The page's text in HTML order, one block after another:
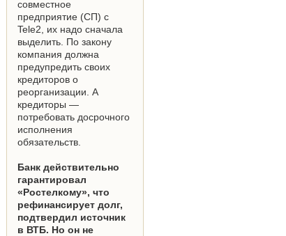
совместное
предприятие (СП) с
Tele2, их надо сначала
выделить. По закону
компания должна
предупредить своих
кредиторов о
реорганизации. А
кредиторы —
потребовать досрочного
исполнения
обязательств.
Банк действительно
гарантировал
«Ростелкому», что
рефинансирует долг,
подтвердил источник
в ВТБ. Но он не